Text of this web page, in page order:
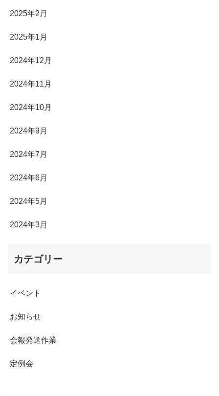
2025年2月
2025年1月
2024年12月
2024年11月
2024年10月
2024年9月
2024年7月
2024年6月
2024年5月
2024年3月
カテゴリー
イベント
お知らせ
会報発送作業
定例会